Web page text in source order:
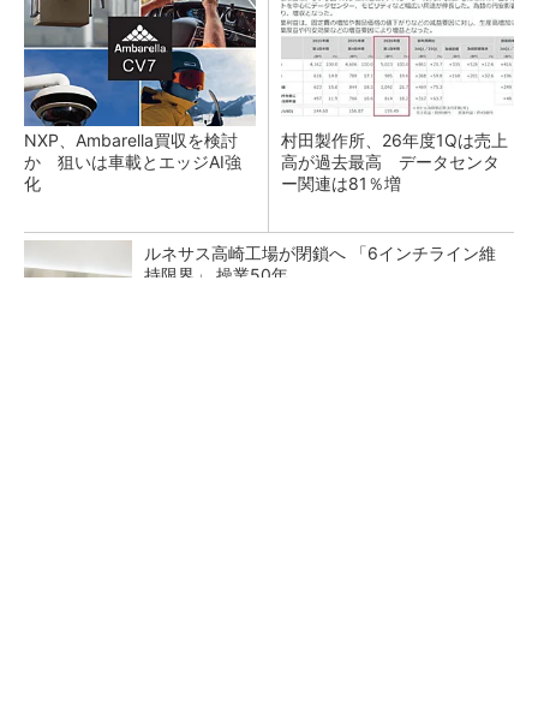
NXP、Ambarella買収を検討
か 狙いは車載とエッジAI強
化
村田製作所、26年度1Qは売上
高が過去最高 データセンタ
ー関連は81％増
ルネサス高崎工場が閉鎖へ 「6インチライン維
持限界」 操業50年